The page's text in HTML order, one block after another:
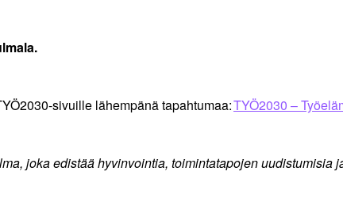
sivuille lähempänä tapahtumaa:TYÖ2030 –
joka edistää hyvinvointia, toimintatapojen uudistumisia